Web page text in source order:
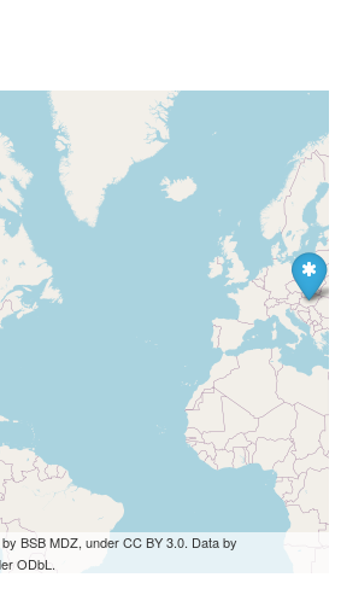
BSB MDZ, under CC BY 3.0. Data by
ODbL.